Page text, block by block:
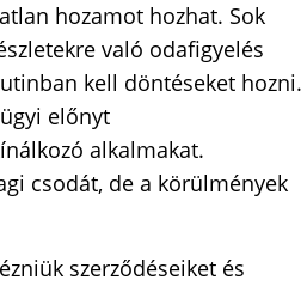
hozamot hozhat. Sok
való odafigyelés
kell döntéseket hozni.
előnyt
alkalmakat.
csodát, de a körülmények
szerződéseiket és